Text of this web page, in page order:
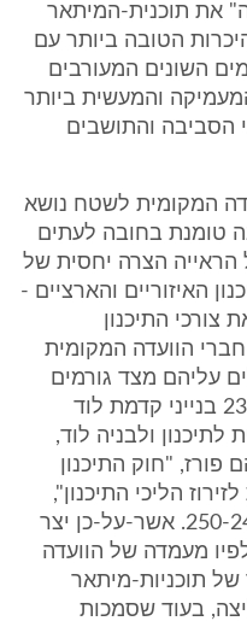
את תוכנית-המיתאר
הטובה ביותר עם
השונים המעורבים
והמעשית ביותר
הסביבה והתושבים
המקומית לשטח נושא
טומנת בחובה לעתים
הראייה הצרה יחסית של
האיזוריים והארציים -
התיכנון
הוועדה המקומית
עליהם מצד גורמים
מקומיים שונים. ראו בג"ץ 235/76 בנייני קדמת לוד
לתיכנון ולבניה לוד,
בע' 584; אברהם פורז, "חוק התיכנון
הליכי התיכנון",
המשפט א (תשנ"ג) 249, בע' 250-249. אשר-על-כן יצר
מעמדה של הוועדה
תוכניות-מיתאר
בעוד שסמכות